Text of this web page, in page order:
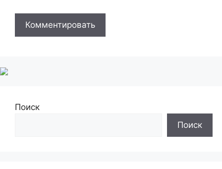
Поиск
Поиск